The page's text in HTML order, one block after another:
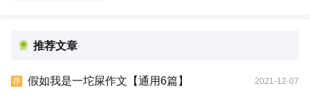
推荐文章
荐 假如我是一坨屎作文【通用6篇】 2021-12-07